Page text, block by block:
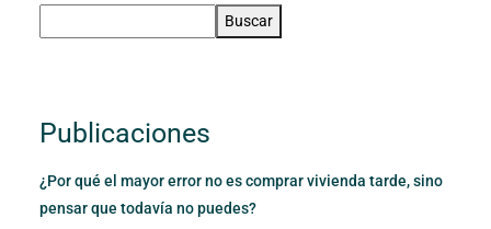
Buscar
Publicaciones
¿Por qué el mayor error no es comprar vivienda tarde, sino
pensar que todavía no puedes?